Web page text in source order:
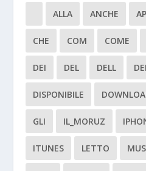
ALLA ANCHE
CHE COM COME
DEI DEL DELL
DISPONIBILE
GLI IL_MORUZ
ITUNES LETTO